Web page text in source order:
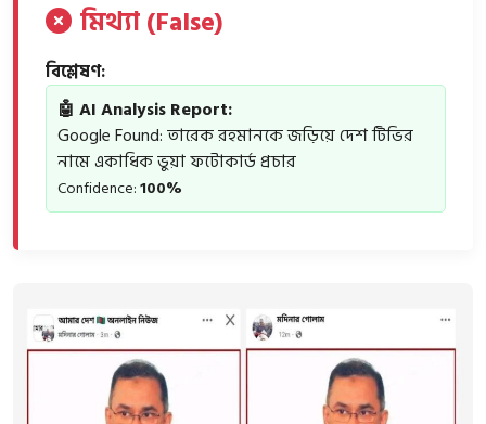
মিথ্যা (False)
বিশ্লেষণ:
🤖 AI Analysis Report:
Google Found: তারেক রহমানকে জড়িয়ে দেশ টিভির
নামে একাধিক ভুয়া ফটোকার্ড প্রচার
Confidence:100%